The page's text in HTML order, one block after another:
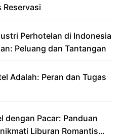
Perhotelan di Indonesia
Peluang dan Tantangan
Adalah: Peran dan Tugas
dengan Pacar: Panduan
Liburan Romantis